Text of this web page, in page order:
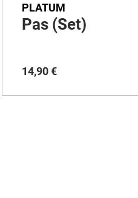
PLATUM
Pas (Set)
14,90 €